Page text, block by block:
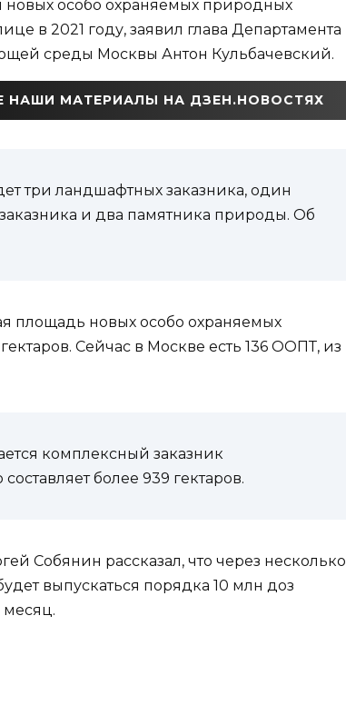
особо охраняемых природных
в 2021 году, заявил глава Департамента
среды Москвы Антон Кульбачевский.
НАШИ МАТЕРИАЛЫ НА ДЗЕН.НОВОСТЯХ
три ландшафтных заказника, один
и два памятника природы. Об
площадь новых особо охраняемых
Сейчас в Москве есть 136 ООПТ, из
комплексный заказник
более 939 гектаров.
Собянин рассказал, что через несколько
выпускаться порядка 10 млн доз
месяц.